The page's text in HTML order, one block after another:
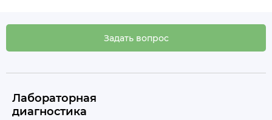
Задать вопрос
Лабораторная
диагностика